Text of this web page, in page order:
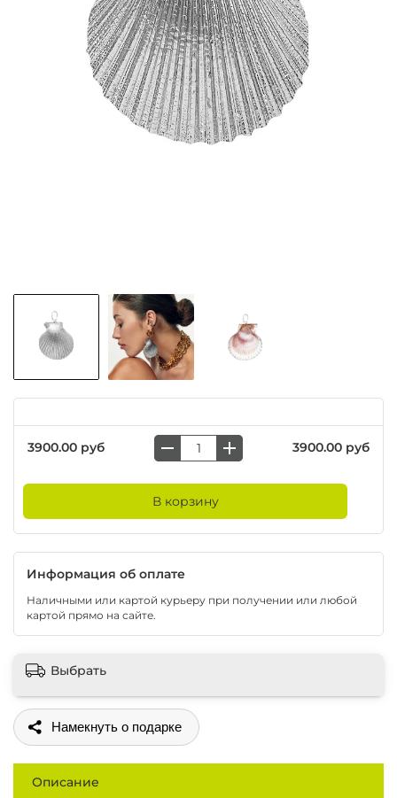
3900.00 руб 3900.00 руб
В корзину
Информация об оплате
Наличными или картой курьеру при получении или любой
картой прямо на сайте.
Выбрать
Поделиться
Описание